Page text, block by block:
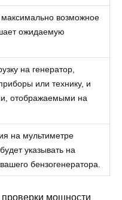
возможное
ожидаемую
на генератор,
или технику, и
отображаемыми на
на мультиметре
указывать на
бензогенератора.
мощности